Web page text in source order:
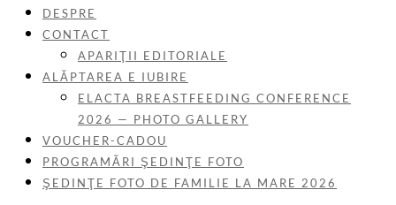
DESPRE
CONTACT
APARIŢII EDITORIALE
ALĂPTAREA E IUBIRE
ELACTA BREASTFEEDING CONFERENCE
2026 — PHOTO GALLERY
VOUCHER-CADOU
PROGRAMĂRI ŞEDINŢE FOTO
ŞEDINŢE FOTO DE FAMILIE LA MARE 2026